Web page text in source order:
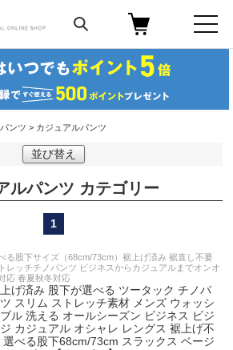
ンツ > カジュアルパンツ
並び替え
ルパンツ
1
る股下サイズ（68cm/73cm）裾上げ済み 裾直し不要
レッチチノパンツ ビジネスからカジュアルまでオンオ
応 春夏秋冬対応
げ済み 股下が選べる ツータック チノパ
スリム ストレッチ素材 メンズ ウォッシ
ル 洗える オールシーズン ビジネス ビジ
カジュアル オシャレ レングス 裾上げ不
選べる股下68cm/73cm スラックス ベージ